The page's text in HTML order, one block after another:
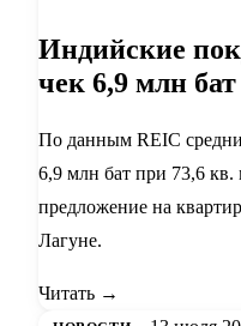
Индийские
чек 6,9 млн
По данным REIC
6,9 млн бат при 73,6
предложение на
Лагуне.
Читать →